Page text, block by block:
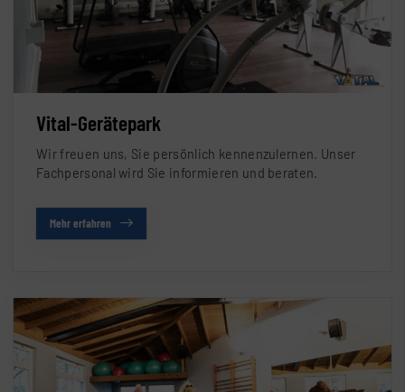
Vital-Gerätepark
Wir freuen uns, Sie persönlich kennenzulernen. Unser
Fachpersonal wird Sie informieren und beraten.
Mehr erfahren